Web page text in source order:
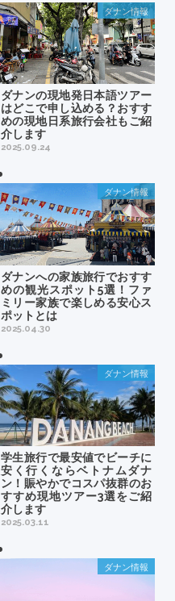
ダナンの現地発日本語ツアー
はどこで申し込める？おすす
めの現地日系旅行会社もご紹
介します
2025.09.24
ダナン情報
ダナンへの家族旅行でおすす
めの観光スポット5選！ファ
ミリー家族で楽しめる安心ス
ポットとは
2025.04.30
ダナン情報
学生旅行で最安値でビーチに
安く行くならベトナムダナ
ン！賑やかでコスパ抜群のお
すすめ現地ツアー3選をご紹
介します
2025.03.11
ダナン情報
ダナン情報